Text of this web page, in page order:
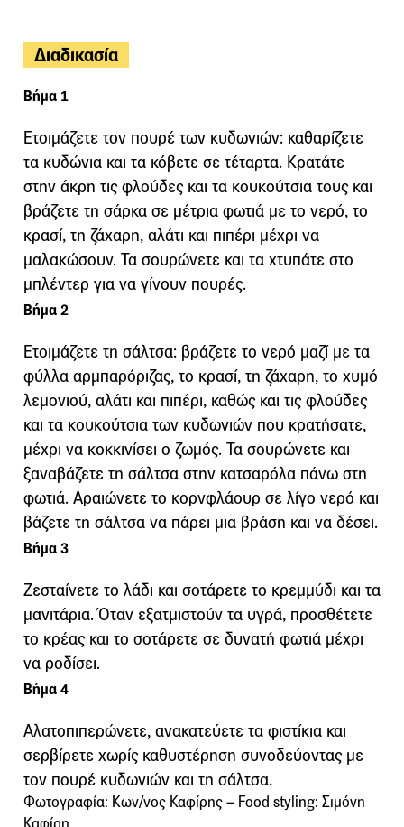
Διαδικασία
Βήμα 1
Ετοιμάζετε τον πουρέ των κυδωνιών: καθαρίζετε
τα κυδώνια και τα κόβετε σε τέταρτα. Κρατάτε
στην άκρη τις φλούδες και τα κουκούτσια τους και
βράζετε τη σάρκα σε μέτρια φωτιά με το νερό, το
κρασί, τη ζάχαρη, αλάτι και πιπέρι μέχρι να
μαλακώσουν. Τα σουρώνετε και τα χτυπάτε στο
μπλέντερ για να γίνουν πουρές.
Βήμα 2
Ετοιμάζετε τη σάλτσα: βράζετε το νερό μαζί με τα
φύλλα αρμπαρόριζας, το κρασί, τη ζάχαρη, το χυμό
λεμονιού, αλάτι και πιπέρι, καθώς και τις φλούδες
και τα κουκούτσια των κυδωνιών που κρατήσατε,
μέχρι να κοκκινίσει ο ζωμός. Τα σουρώνετε και
ξαναβάζετε τη σάλτσα στην κατσαρόλα πάνω στη
φωτιά. Αραιώνετε το κορνφλάουρ σε λίγο νερό και
βάζετε τη σάλτσα να πάρει μια βράση και να δέσει.
Βήμα 3
Ζεσταίνετε το λάδι και σοτάρετε το κρεμμύδι και τα
μανιτάρια. Όταν εξατμιστούν τα υγρά, προσθέτετε
το κρέας και το σοτάρετε σε δυνατή φωτιά μέχρι
να ροδίσει.
Βήμα 4
Αλατοπιπερώνετε, ανακατεύετε τα φιστίκια και
σερβίρετε χωρίς καθυστέρηση συνοδεύοντας με
τον πουρέ κυδωνιών και τη σάλτσα.
Φωτογραφία: Κων/νος Καφίρης – Food styling: Σιμόνη